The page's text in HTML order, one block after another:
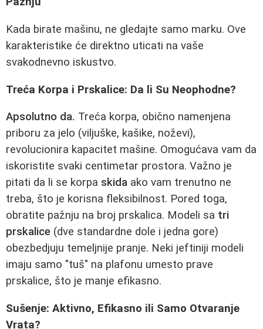
Kada birate mašinu, ne gledajte samo marku. Ove
karakteristike će direktno uticati na vaše
svakodnevno iskustvo.
Treća Korpa i Prskalice: Da li Su Neophodne?
Apsolutno da. Treća korpa, obično namenjena
priboru za jelo (viljuške, kašike, noževi),
revolucionira kapacitet mašine. Omogućava vam da
iskoristite svaki centimetar prostora. Važno je
pitati da li se korpa skida ako vam trenutno ne
treba, što je korisna fleksibilnost. Pored toga,
obratite pažnju na broj prskalica. Modeli sa tri
prskalice (dve standardne dole i jedna gore)
obezbedjuju temeljnije pranje. Neki jeftiniji modeli
imaju samo "tuš" na plafonu umesto prave
prskalice, što je manje efikasno.
Sušenje: Aktivno, Efikasno ili Samo Otvaranje
Vrata?